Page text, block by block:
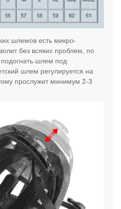
шлемов есть микро-
без всяких проблем, по
шлем под
шлем регулируется на
прослужит минимум 2-3